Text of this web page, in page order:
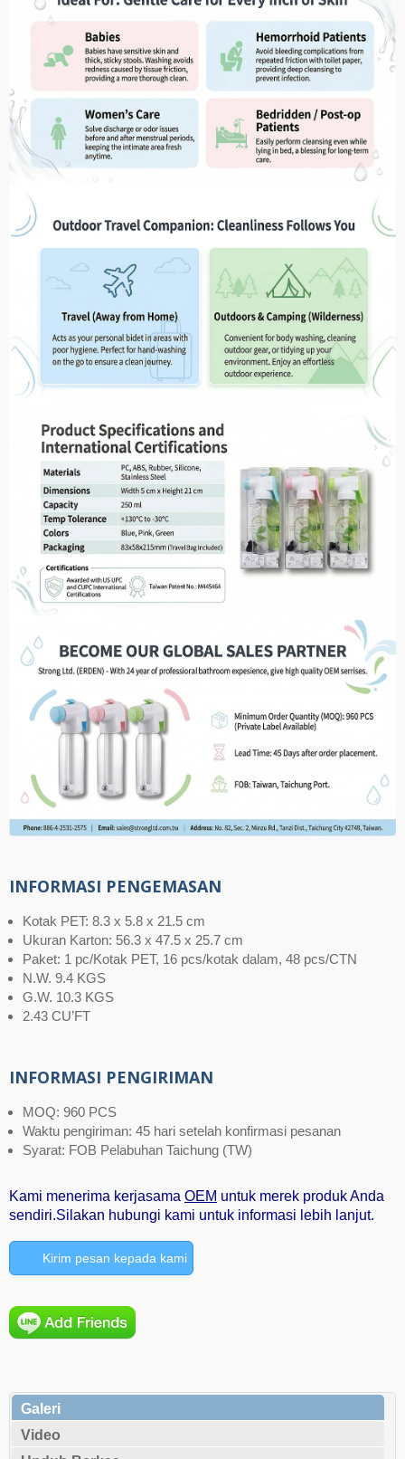
INFORMASI PENGEMASAN
Kotak PET: 8.3 x 5.8 x 21.5 cm
Ukuran Karton: 56.3 x 47.5 x 25.7 cm
Paket: 1 pc/Kotak PET, 16 pcs/kotak dalam, 48 pcs/CTN
N.W. 9.4 KGS
G.W. 10.3 KGS
2.43 CU’FT
INFORMASI PENGIRIMAN
MOQ: 960 PCS
Waktu pengiriman: 45 hari setelah konfirmasi pesanan
Syarat: FOB Pelabuhan Taichung (TW)
Kami menerima kerjasama OEM untuk merek produk Anda
sendiri.Silakan hubungi kami untuk informasi lebih lanjut.
Kirim pesan kepada kami
Galeri
Video